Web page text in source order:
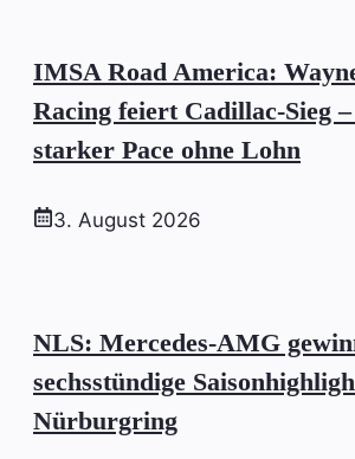
IMSA Road America:
Racing feiert Cadillac-Sieg
starker Pace ohne Lohn
3. August 2026
NLS: Mercedes-AMG
sechsstündige
Nürburgring